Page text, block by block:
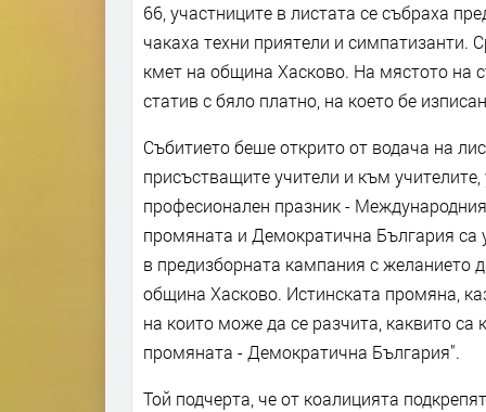
66, участниците в листата се събраха
чакаха техни приятели и симпатизанти.
кмет на община Хасково. На мястото на
статив с бяло платно, на което бе
Събитието беше открито от водача на
присъстващите учители и към
професионален празник -
промяната и Демократична България са
в предизборната кампания с желанието
община Хасково. Истинската промяна,
на които може да се разчита, каквито
промяната - Демократична България".
Той подчерта, че от коалицията